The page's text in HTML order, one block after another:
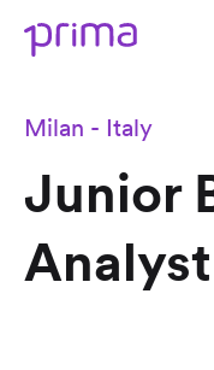
Milan - Italy
Junior
Analyst